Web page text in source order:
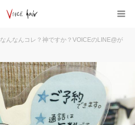
なんなんコレ？神ですか？VOICEのLINE@が